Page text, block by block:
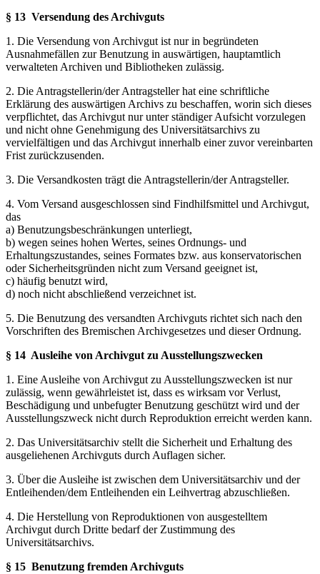
§ 13 Versendung des Archivguts
1. Die Versendung von Archivgut ist nur in begründeten
Ausnahmefällen zur Benutzung in auswärtigen, hauptamtlich
verwalteten Archiven und Bibliotheken zulässig.
2. Die Antragstellerin/der Antragsteller hat eine schriftliche
Erklärung des auswärtigen Archivs zu beschaffen, worin sich dieses
verpflichtet, das Archivgut nur unter ständiger Aufsicht vorzulegen
und nicht ohne Genehmigung des Universitätsarchivs zu
vervielfältigen und das Archivgut innerhalb einer zuvor vereinbarten
Frist zurückzusenden.
3. Die Versandkosten trägt die Antragstellerin/der Antragsteller.
4. Vom Versand ausgeschlossen sind Findhilfsmittel und Archivgut,
das
a) Benutzungsbeschränkungen unterliegt,
b) wegen seines hohen Wertes, seines Ordnungs- und
Erhaltungszustandes, seines Formates bzw. aus konservatorischen
oder Sicherheitsgründen nicht zum Versand geeignet ist,
c) häufig benutzt wird,
d) noch nicht abschließend verzeichnet ist.
5. Die Benutzung des versandten Archivguts richtet sich nach den
Vorschriften des Bremischen Archivgesetzes und dieser Ordnung.
§ 14 Ausleihe von Archivgut zu Ausstellungszwecken
1. Eine Ausleihe von Archivgut zu Ausstellungszwecken ist nur
zulässig, wenn gewährleistet ist, dass es wirksam vor Verlust,
Beschädigung und unbefugter Benutzung geschützt wird und der
Ausstellungszweck nicht durch Reproduktion erreicht werden kann.
2. Das Universitätsarchiv stellt die Sicherheit und Erhaltung des
ausgeliehenen Archivguts durch Auflagen sicher.
3. Über die Ausleihe ist zwischen dem Universitätsarchiv und der
Entleihenden/dem Entleihenden ein Leihvertrag abzuschließen.
4. Die Herstellung von Reproduktionen von ausgestelltem
Archivgut durch Dritte bedarf der Zustimmung des
Universitätsarchivs.
§ 15 Benutzung fremden Archivguts